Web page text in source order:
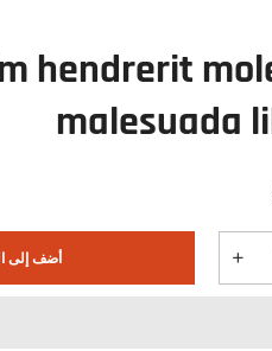
hendrerit
malesuada
أضف إلى